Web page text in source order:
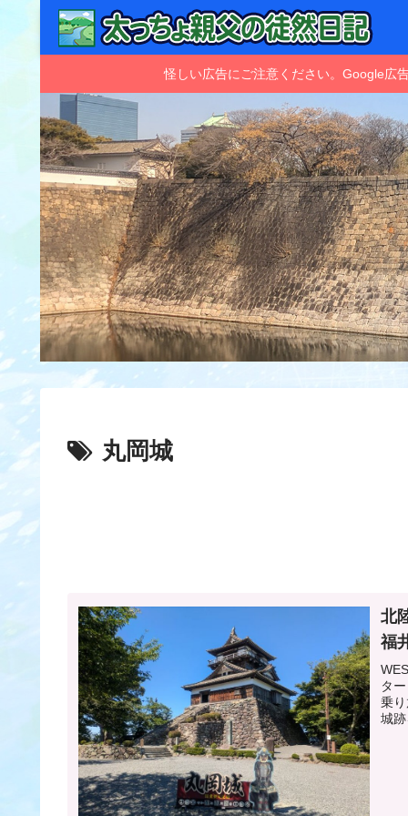
怪しい広告にご注意ください。Google広
丸岡城
北
福
タ
乗
城